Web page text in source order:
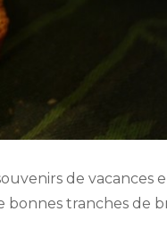
de vacances
tranches de